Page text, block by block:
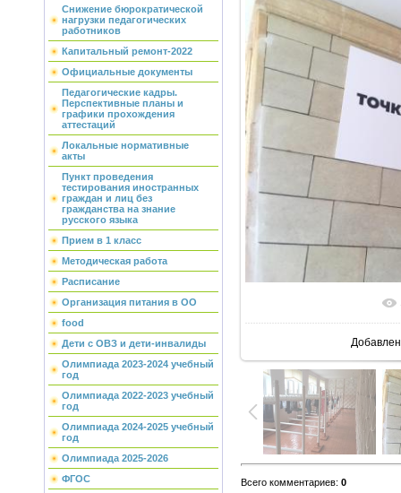
Снижение бюрократической
нагрузки педагогических
работников
Капитальный ремонт-2022
Официальные документы
Педагогические кадры.
Перспективные планы и
графики прохождения
аттестаций
Локальные нормативные
акты
Пункт проведения
тестирования иностранных
граждан и лиц без
гражданства на знание
русского языка
Прием в 1 класс
Методическая работа
Расписание
Организация питания в ОО
food
Дети с ОВЗ и дети-инвалиды
Олимпиада 2023-2024 учебный
год
Олимпиада 2022-2023 учебный
год
Олимпиада 2024-2025 учебный
год
Олимпиада 2025-2026
ФГОС
Всего комментариев: 0